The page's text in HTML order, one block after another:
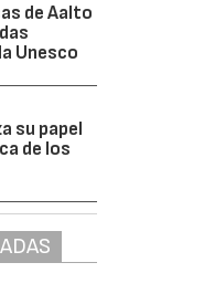
de Aalto
Unesco
su papel
de los